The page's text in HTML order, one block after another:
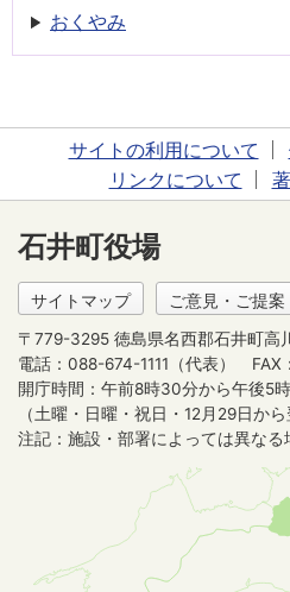
おくやみ
サイトの利用について
リンクについて
石井町役場
サイトマップ ご意見・ご提
〒779-3295 徳島県名西郡石井町高
電話：088-674-1111（代表）
FAX
開庁時間：午前8時30分から午後5
（土曜・日曜・祝日・12月29日か
注記：施設・部署によっては異なる